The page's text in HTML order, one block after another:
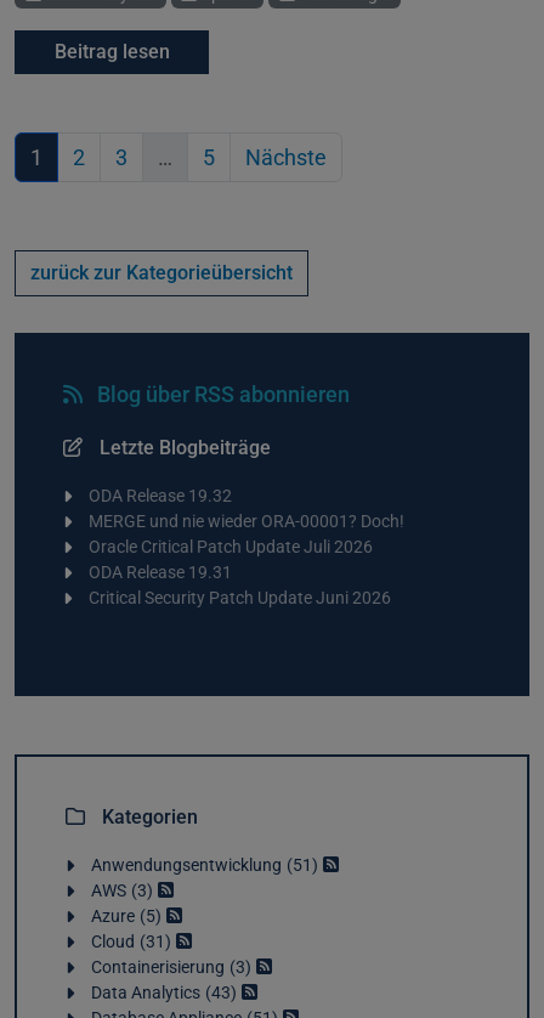
Beitrag lesen
1 2 3 … 5 Nächste
zurück zur Kategorieübersicht
Blog über RSS abonnieren
Letzte Blogbeiträge
ODA Release 19.32
MERGE und nie wieder ORA-00001? Doch!
Oracle Critical Patch Update Juli 2026
ODA Release 19.31
Critical Security Patch Update Juni 2026
Kategorien
Anwendungsentwicklung 51
AWS 3
Azure 5
Cloud
31
Containerisierung 3
Data Analytics 43